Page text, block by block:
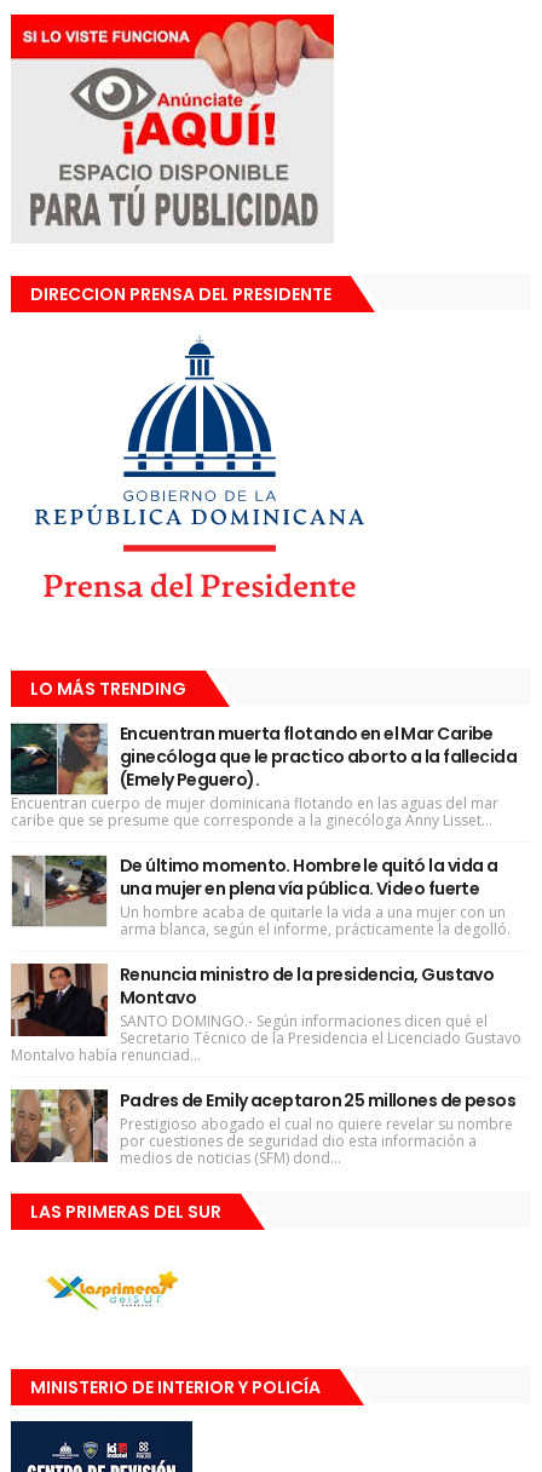
DIRECCION PRENSA DEL PRESIDENTE
LO MÁS TRENDING
Encuentran muerta flotando en el Mar Caribe
ginecóloga que le practico aborto a la fallecida
(Emely Peguero).
Encuentran cuerpo de mujer dominicana flotando en las aguas del mar
caribe que se presume que corresponde a la ginecóloga Anny Lisset...
De último momento. Hombre le quitó la vida a
una mujer en plena vía pública. Video fuerte
Un hombre acaba de quitarle la vida a una mujer con un
arma blanca, según el informe, prácticamente la degolló.
Renuncia ministro de la presidencia, Gustavo
Montavo
SANTO DOMINGO.- Según informaciones dicen qué el
Secretario Técnico de la Presidencia el Licenciado Gustavo
Montalvo había renunciad...
Padres de Emily aceptaron 25 millones de pesos
Prestigioso abogado el cual no quiere revelar su nombre
por cuestiones de seguridad dio esta información a
medios de noticias (SFM) dond...
LAS PRIMERAS DEL SUR
MINISTERIO DE INTERIOR Y POLICÍA